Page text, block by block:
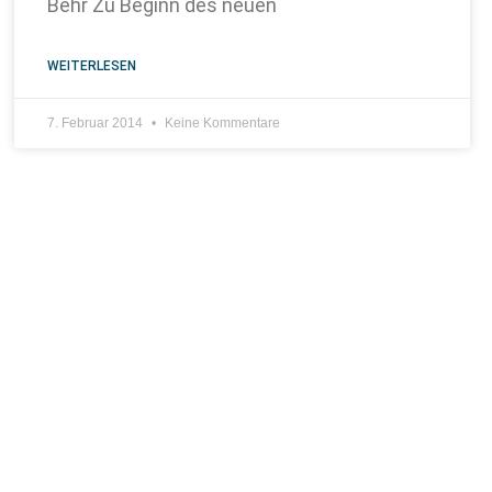
Behr Zu Beginn des neuen
WEITERLESEN
7. Februar 2014 Keine Kommentare